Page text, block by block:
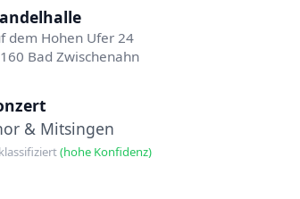
dem Hohen Ufer 24
Bad Zwischenahn
& Mitsingen
(hohe Konfidenz)